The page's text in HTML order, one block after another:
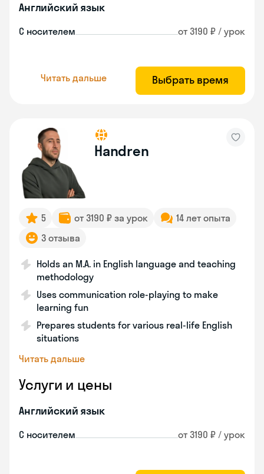
Английский язык
С носителем от 3190 ₽ / урок
Читать дальше Выбрать время
Handren
5 от 3190 ₽ за урок
14 лет опыта
3 отзыва
Holds an M.A. in English language and teaching
methodology
Uses communication role-playing to make
learning fun
Prepares students for various real-life English
situations
Читать дальше
Услуги и цены
Английский язык
С носителем от 3190 ₽ / урок